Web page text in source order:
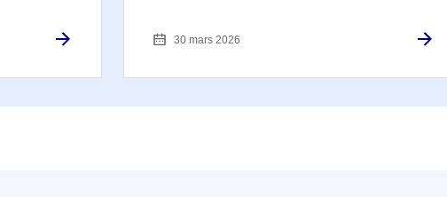
30 mars 2026